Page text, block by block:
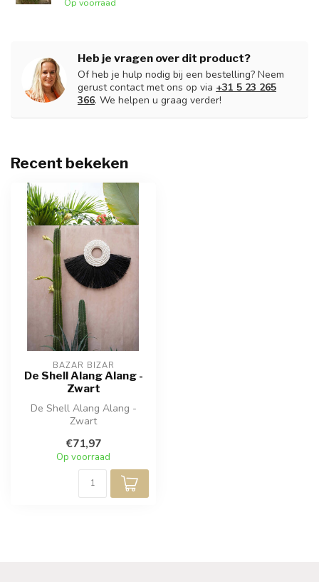
Op voorraad
Heb je vragen over dit product?
Of heb je hulp nodig bij een bestelling? Neem
gerust contact met ons op via +31 5 23 265
366. We helpen u graag verder!
Recent bekeken
BAZAR BIZAR
De Shell Alang Alang -
Zwart
De Shell Alang Alang -
Zwart
€71,97
Op voorraad